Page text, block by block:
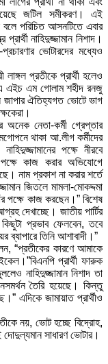
জটিল সমীকরণ। এই
বলে পরিচিত আসনটিতে এবার
নাহিদুজ্জামান নিশাদ।
ভোটারদের মধ্যেও
লাঙ্গল প্রতীকে প্রার্থী হলেও
এ এইচ এম গোলাম শহীদ রনজু
জাপার ঐতিহ্যগত ভোটে ভাগ
অনেক নেতা-কর্মী গ্রেপ্তার
থাকা আ.লীগ কর্মীদের
পক্ষে নীরবে
পক্ষে কাজ করার অভিযোগে
নাম প্রকাশ না করার শর্তে
জিতলে মামলা-মোকদ্দমা
পক্ষে কাজ করছেন।” বিশেষ
দেখাচ্ছে। জাতীয় পার্টির
কিছুটা প্রভাব ফেলবেন, তবে
তিনি আশাবাদী।”
“প্রতীকের কারণে আমাকে
প্রার্থী ফারুক
নাহিদুজ্জামান নিশাদ তা
তৈরি হয়েছে। কিন্তু
এদিকে জামায়াত প্রার্থীও
নয়, ভোট হচ্ছে বিদ্রোহ,
দোদুল্যমান সাধারণ ভোটার।